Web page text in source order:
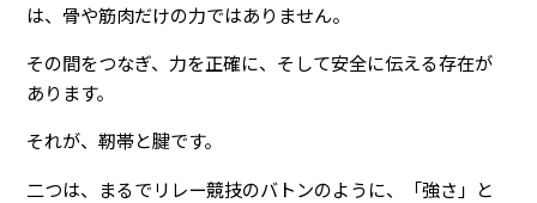
は、骨や筋肉だけの力ではありません。
その間をつなぎ、力を正確に、そして安全に伝える存在が
あります。
それが、靭帯と腱です。
二つは、まるでリレー競技のバトンのように、「強さ」と